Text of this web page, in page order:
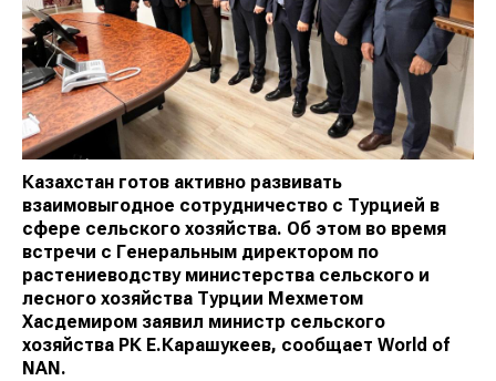
Казахстан готов активно развивать
взаимовыгодное сотрудничество с Турцией в
сфере сельского хозяйства. Об этом во время
встречи с Генеральным директором по
растениеводству министерства сельского и
лесного хозяйства Турции Мехметом
Хасдемиром заявил министр сельского
хозяйства РК Е.Карашукеев, сообщает World of
NAN.